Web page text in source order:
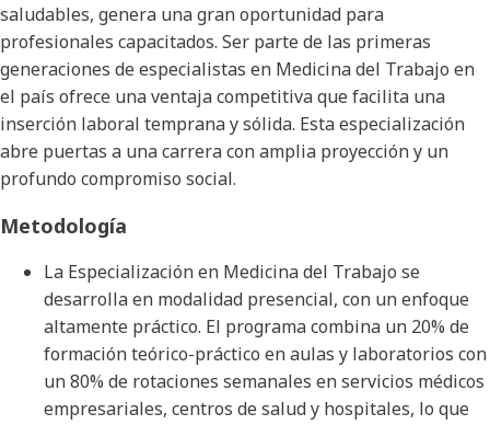
saludables, genera una gran oportunidad para
profesionales capacitados. Ser parte de las primeras
generaciones de especialistas en Medicina del Trabajo en
el país ofrece una ventaja competitiva que facilita una
inserción laboral temprana y sólida. Esta especialización
abre puertas a una carrera con amplia proyección y un
profundo compromiso social.
Metodología
La Especialización en Medicina del Trabajo se
desarrolla en modalidad presencial, con un enfoque
altamente práctico. El programa combina un 20% de
formación teórico-práctico en aulas y laboratorios con
un 80% de rotaciones semanales en servicios médicos
empresariales, centros de salud y hospitales, lo que